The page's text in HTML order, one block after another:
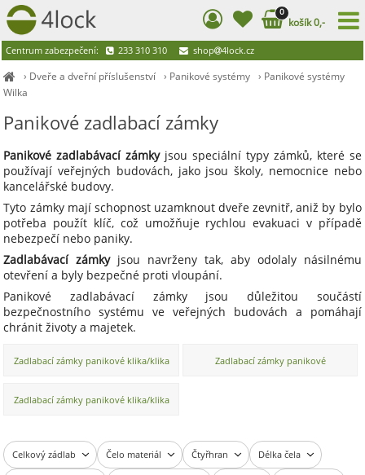
› Dveře a dveřní příslušenství › Panikové systémy › Panikové systémy
Wilka
Panikové zadlabací zámky
Panikové zadlabávací zámkyjsou speciální typy zámků, které se
používají veřejných budovách, jako jsou školy, nemocnice nebo
kancelářské budovy.
Tyto zámky mají schopnost uzamknout dveře zevnitř, aniž by bylo
potřeba použít klíč, což umožňuje rychlou evakuaci v případě
nebezpečí nebo paniky.
Zadlabávací zámkyjsou navrženy tak, aby odolaly násilnému
otevření a byly bezpečné proti vloupání.
Panikové zadlabávací zámky jsou důležitou součástí
bezpečnostního systému ve veřejných budovách a pomáhají
chránit životy a majetek.
Zadlabací zámky panikové klika/klika Zadlabací zámky panikové
Zadlabací zámky panikové klika/klika
Celkový zádlab
Čelo materiál Čtyřhran Délka čela
0
košík 0,-
Centrum zabezpečení: 233 310 310 shop 4lock.cz